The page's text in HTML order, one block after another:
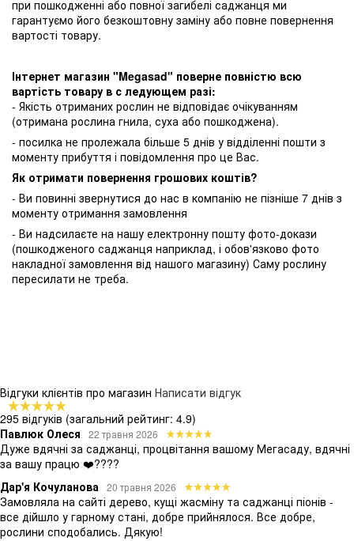
при пошкодженні або повної загибелі саджанця ми
гарантуємо його безкоштовну заміну або повне повернення
вартості товару.
Інтернет магазин "Megasad" поверне повністю всю
вартість товару в с ледующем разі:
- Якість отриманих рослин не відповідає очікуванням
(отримана рослина гнила, суха або пошкоджена).
- посилка не пролежала більше 5 днів у відділенні пошти з
моменту прибуття і повідомлення про це Вас.
Як отримати повернення грошових коштів?
- Ви повинні звернутися до нас в компанію не пізніше 7 днів з
моменту отримання замовлення
- Ви надсилаєте на нашу електронну пошту фото-докази
(пошкодженого саджанця наприклад, і обов'язково фото
накладної замовлення від нашого магазину) Саму рослину
пересилати не треба.
Відгуки клієнтів про магазин Написати відгук
295 відгуків (загальний рейтинг: 4.9)
Павлюк Олеся
22 травня 2026
Дуже вдячні за саджанці, процвітання вашому Мегасаду, вдячні
за вашу працю ❤️????
Дар'я Кочуланова 20 травня 2026
Замовляла на сайті дерево, кущі жасміну та саджанці піонів -
все дійшло у гарному стані, добре прийнялося. Все добре,
рослини сподобались. Дякую!